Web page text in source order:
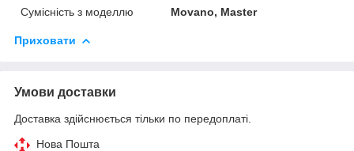
Сумісність з моделлю
Movano, Master
Приховати
Умови доставки
Доставка здійснюється тільки по передоплаті.
Нова Пошта